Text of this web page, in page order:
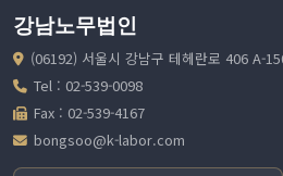
강남노무법인
(06192) 서울시 강남구 테헤란로 406 A-
Tel : 02-539-0098
Fax : 02-539-4167
bongsoo@k-labor.com